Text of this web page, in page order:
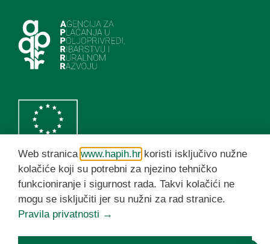
HAPIH YouTube kanal
Web stranica www.hapih.hr koristi isključivo nužne
kolačiće koji su potrebni za njezino tehničko
funkcioniranje i sigurnost rada. Takvi kolačići ne
mogu se isključiti jer su nužni za rad stranice.
Pravila privatnosti →